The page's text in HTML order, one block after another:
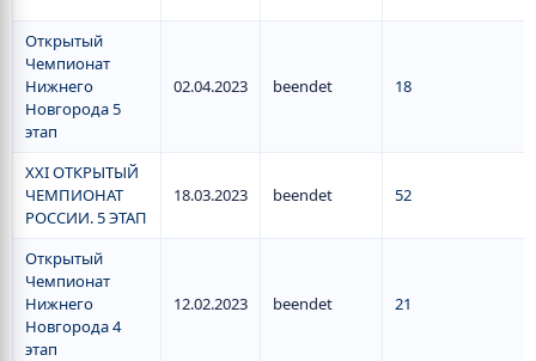
Открытый
Чемпионат
Нижнего
Новгорода 5
этап
02.04.2023 beendet 18
XXI ОТКРЫТЫЙ
ЧЕМПИОНАТ
РОССИИ. 5 ЭТАП
18.03.2023 beendet 52
Открытый
Чемпионат
Нижнего
Новгорода 4
этап
12.02.2023 beendet 21